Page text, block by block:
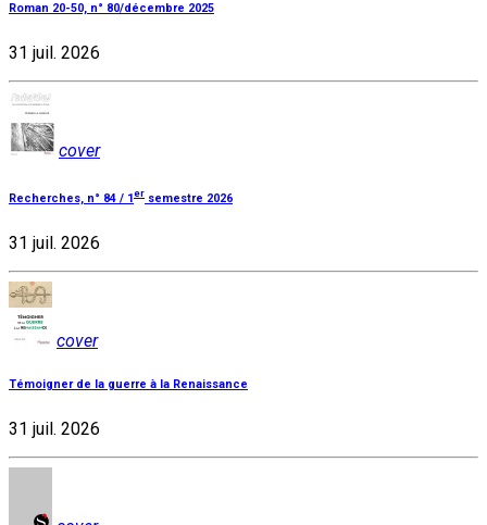
Roman 20-50, n° 80/décembre 2025
31 juil. 2026
cover
Recherches, n° 84 / 1er semestre 2026
31 juil. 2026
cover
Témoigner de la guerre à la Renaissance
31 juil. 2026